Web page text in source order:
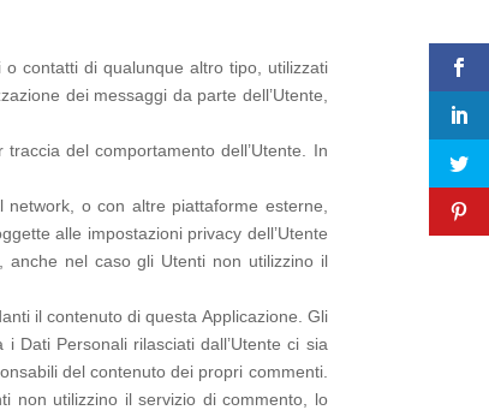
contatti di qualunque altro tipo, utilizzati
dei messaggi da parte dell’Utente,
del comportamento dell’Utente. In
o con altre piattaforme esterne,
alle impostazioni privacy dell’Utente
nel caso gli Utenti non utilizzino il
il contenuto di questa Applicazione. Gli
Dati Personali rilasciati dall’Utente ci sia
del contenuto dei propri commenti.
non utilizzino il servizio di commento, lo